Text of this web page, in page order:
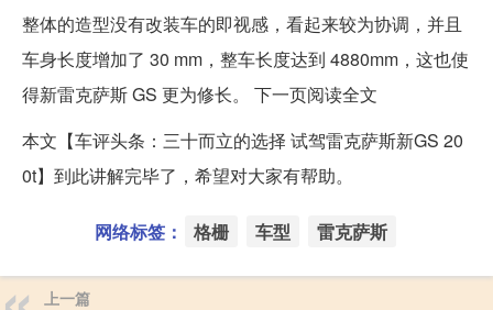
整体的造型没有改装车的即视感，看起来较为协调，并且
车身长度增加了 30 mm，整车长度达到 4880mm，这也使
得新雷克萨斯 GS 更为修长。 下一页阅读全文
本文【车评头条：三十而立的选择 试驾雷克萨斯新GS 20
0t】到此讲解完毕了，希望对大家有帮助。
网络标签： 格栅 车型 雷克萨斯
上一篇